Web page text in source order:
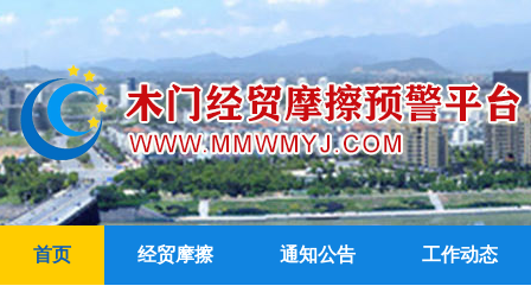
首页 经贸摩擦 通知公告 工作动态